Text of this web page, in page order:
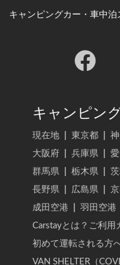
キャンピングカー・車中泊
キャンピン
現在地 東京都
大阪府
兵庫県
群馬県
栃木県
長野県
広島県
成田空港
羽田空港
Carstayとは？ご利用
初めて運転される方
VAN SHELTER（